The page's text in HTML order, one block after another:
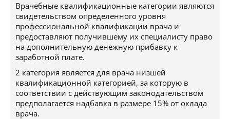
Врачебные квалификационные категории являются
свидетельством определенного уровня
профессиональной квалификации врача и
предоставляют получившему их специалисту право
на дополнительную денежную прибавку к
заработной плате.
2 категория является для врача низшей
квалификационной категорией, за которую в
соответствии с действующим законодательством
предполагается надбавка в размере 15% от оклада
врача.